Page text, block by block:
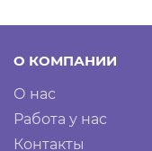
О КОМПАНИИ
О нас
Работа у нас
Контакты